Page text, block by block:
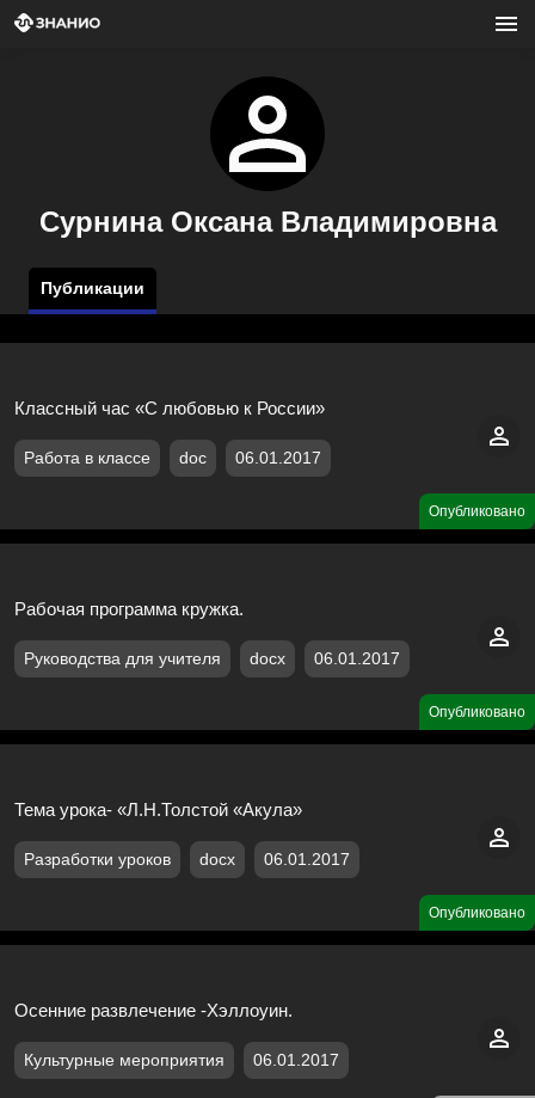
Сурнина Оксана Владимировна
Публикации
Опубликовано
Классный час «С любовью к России»
Работа в классе doc 06.01.2017
Опубликовано
Рабочая программа кружка.
Руководства для учителя docx 06.01.2017
Опубликовано
Тема урока- «Л.Н.Толстой «Акула»
Разработки уроков docx 06.01.2017
Осенние развлечение -Хэллоуин.
Культурные мероприятия 06.01.2017